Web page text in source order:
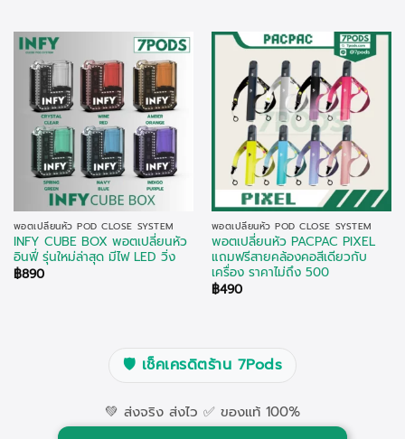
พอตเปลี่ยนหัว POD CLOSE SYSTEM
INFY CUBE BOX พอตเปลี่ยนหัว
อินฟี่ รุ่นใหม่ล่าสุด มีไฟ LED วิ่ง
฿890
พอตเปลี่ยนหัว POD CLOSE SYSTEM
พอตเปลี่ยนหัว PACPAC PIXEL
แถมฟรีสายคล้องคอสีเดียวกับ
เครื่อง ราคาไม่ถึง 500
฿490
🛡️ เช็คเครดิตร้าน 7Pods
💚 ส่งจริง ส่งไว ✅ ของแท้ 100%